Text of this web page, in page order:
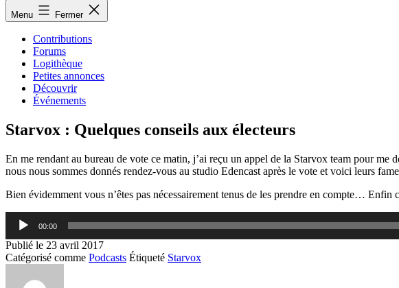
Menu Fermer
Contributions
Forums
Logithèque
Petites annonces
Découvrir
Événements
Starvox : Quelques conseils aux électeurs
En me rendant au bureau de vote ce matin, j’ai reçu un appel de la Starvox team pour
nous nous sommes donnés rendez-vous au studio Edencast après le vote et voici leurs
Bien évidemment vous n’êtes pas nécessairement tenus de les prendre en compte…
Lecteur
audio
00:00
Publié le 23 avril 2017
Catégorisé comme Podcasts Étiqueté Starvox